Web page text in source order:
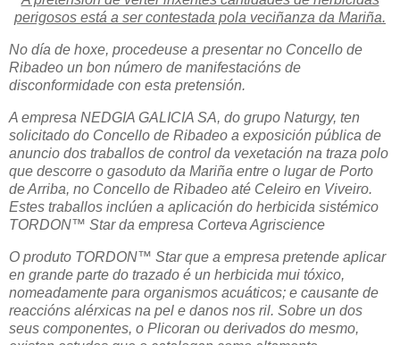
perigosos está a ser contestada pola veciñanza da Mariña.
No día de hoxe, procedeuse a presentar no Concello de
Ribadeo un bon número de manifestacións de
disconformidade con esta pretensión.
A empresa NEDGIA GALICIA SA, do grupo Naturgy, ten
solicitado do Concello de Ribadeo a exposición pública de
anuncio dos traballos de control da vexetación na traza polo
que descorre o gasoduto da Mariña entre o lugar de Porto
de Arriba, no Concello de Ribadeo até Celeiro en Viveiro.
Estes traballos inclúen a aplicación do herbicida sistémico
TORDON™ Star da empresa Corteva Agriscience
O produto TORDON™ Star que a empresa pretende aplicar
en grande parte do trazado é un herbicida mui tóxico,
nomeadamente para organismos acuáticos; e causante de
reaccións alérxicas na pel e danos nos ril. Sobre un dos
seus componentes, o Plicoran ou derivados do mesmo,